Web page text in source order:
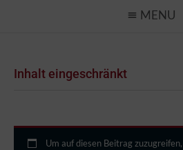
Inhalt eingeschränkt
Um auf diesen Beitrag